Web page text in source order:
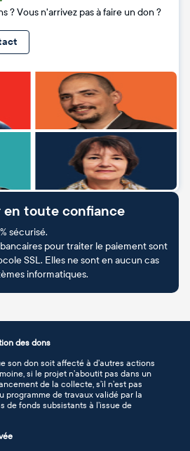
? Vous n'arrivez pas à faire un don ?
en toute confiance
sécurisé.
pour traiter le paiement sont
SSL. Elles ne sont en aucun cas
informatiques.
des dons
son don soit affecté à d’autres actions
si le projet n’aboutit pas dans un
de la collecte, s’il n’est pas
programme de travaux validé par la
de fonds subsistants à l’issue de